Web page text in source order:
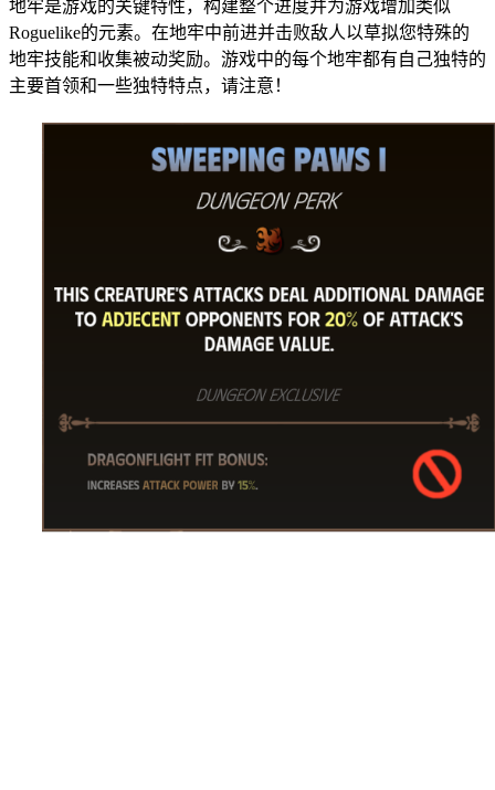
地牢是游戏的关键特性，构建整个进度并为游戏增加类似
Roguelike的元素。在地牢中前进并击败敌人以草拟您特殊的
地牢技能和收集被动奖励。游戏中的每个地牢都有自己独特的
主要首领和一些独特特点，请注意！